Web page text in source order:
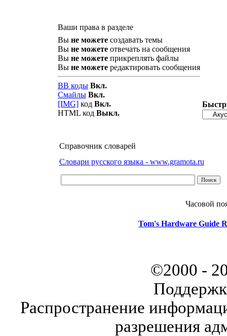
Ваши права в разделе
Вы не можетесоздавать темы
Вы не можетеотвечать на сообщения
Вы не можетеприкреплять файлы
Вы не можетередактировать сообщения
BB коды Вкл.
Смайлы Вкл.
[IMG]код Вкл.
HTML код Выкл.
Справочник словарей
Словари русского языка - www.gramota.ru
Часовой
Tom's Hardware Guide
©2000 -
Распространение
разрешения